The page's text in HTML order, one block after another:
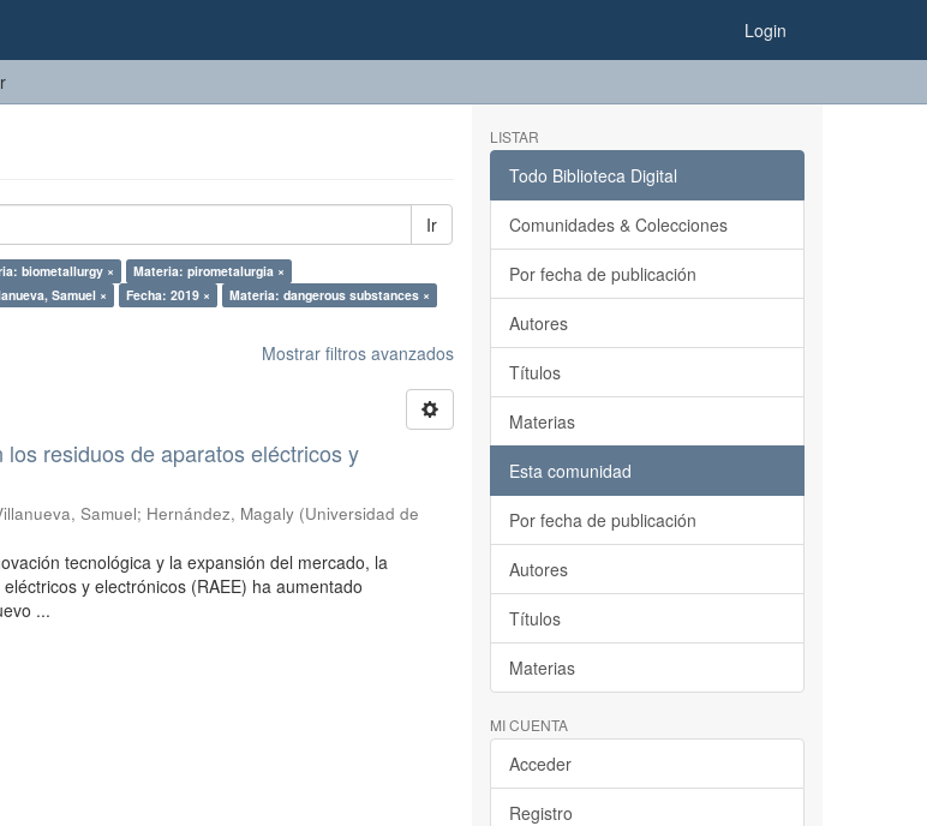
Login
Ir
biometallurgy ×
Materia: pirometalurgia ×
Samuel × Fecha: 2019 ×
Materia: dangerous substances ×
Mostrar filtros avanzados
residuos de aparatos eléctricos y
Samuel; Hernández, Magaly (Universidad de
tecnológica y la expansión del mercado, la
y electrónicos (RAEE) ha aumentado
...
LISTAR
Todo Biblioteca Digital
Comunidades & Colecciones
Por fecha de publicación
Autores
Títulos
Materias
Esta comunidad
Por fecha de publicación
Autores
Títulos
Materias
MI CUENTA
Acceder
Registro